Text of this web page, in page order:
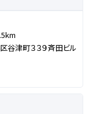
谷津町３３９斉田ビル